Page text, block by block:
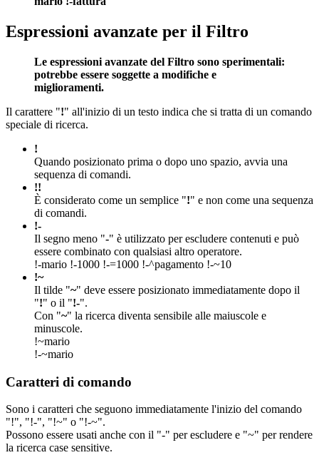
Espressioni avanzate per il Filtro
Le espressioni avanzate del Filtro sono sperimentali:
potrebbe essere soggette a modifiche e
miglioramenti.
Il carattere "!" all'inizio di un testo indica che si tratta di un comando
speciale di ricerca.
!
Quando posizionato prima o dopo uno spazio, avvia una
sequenza di comandi.
!!
È considerato come un semplice "!" e non come una sequenza
di comandi.
!-
Il segno meno "-" è utilizzato per escludere contenuti e può
essere combinato con qualsiasi altro operatore.
!-mario !-1000 !-=1000 !-^pagamento !-~10
!~
Il tilde "~" deve essere posizionato immediatamente dopo il
"!" o il "!-".
Con "~" la ricerca diventa sensibile alle maiuscole e
minuscole.
!~mario
!-~mario
Caratteri di comando
Sono i caratteri che seguono immediatamente l'inizio del comando
"!", "!-", "!~" o "!-~".
Possono essere usati anche con il "-" per escludere e "~" per rendere
la ricerca case sensitive.